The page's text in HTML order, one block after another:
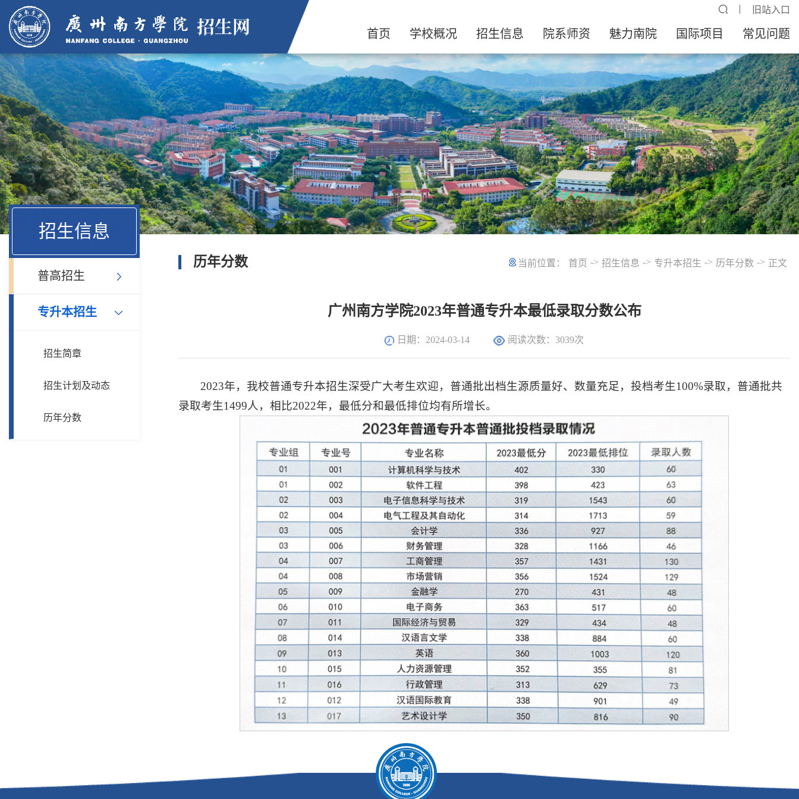
旧站入口
首页 学校概况 招生信息 院系师资 魅力南院 国际项目 常见问题
招生信息
普高招生
专升本招生
招生简章
招生计划及动态
历年分数
历年分数 当前位置： 首页 -> 招生信息 -> 专升本招生 -> 历年分数 -> 正文
广州南方学院2023年普通专升本最低录取分数公布
日期：2024-03-14 阅读次数： 3039次
2023年，我校普通专升本招生深受广大考生欢迎，普通批出档生源质量好、数量充足，投档考生100%录取，普通批共
录取考生1499人，相比2022年，最低分和最低排位均有所增长。